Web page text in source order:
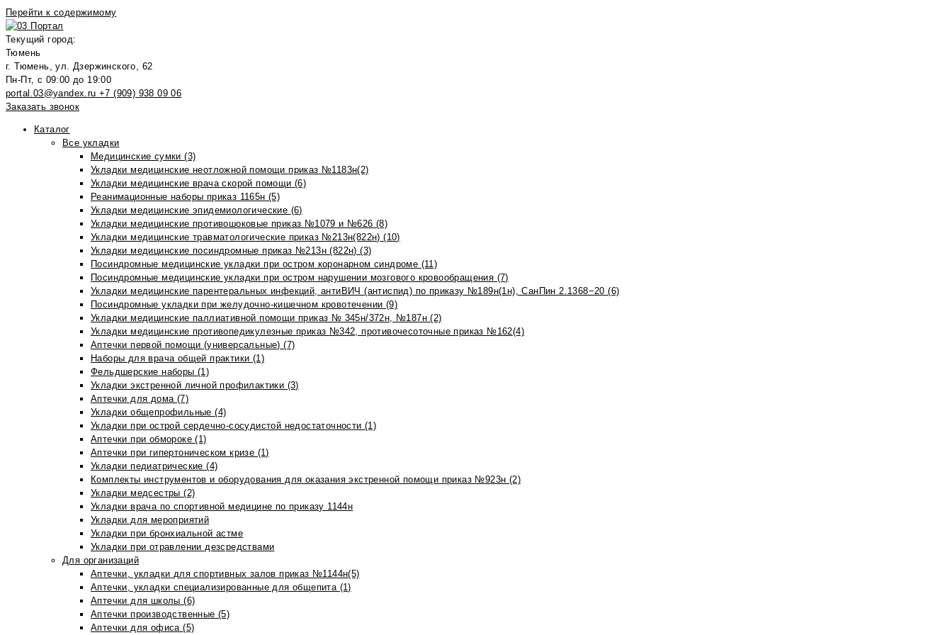
Перейти к содержимому
Текущий город:
Тюмень
г. Тюмень, ул. Дзержинского, 62
Пн-Пт, с 09:00 до 19:00
portal.03@yandex.ru +7 (909) 938 09 06
Заказать звонок
Каталог
Все укладки
Медицинские сумки (3)
Укладки медицинские неотложной помощи приказ №1183н(2)
Укладки медицинские врача скорой помощи (6)
Реанимационные наборы приказ 1165н (5)
Укладки медицинские эпидемиологические (6)
Укладки медицинские противошоковые приказ №1079 и №626 (8)
Укладки медицинские травматологические приказ №213н(822н) (10)
Укладки медицинские посиндромные приказ №213н (822н) (3)
Посиндромные медицинские укладки при остром коронарном синдроме (11)
Посиндромные медицинские укладки при остром нарушении мозгового кровообращения (7)
Укладки медицинские парентеральных инфекций, антиВИЧ (антиспид) по приказу №189н(1н), СанПин 2.1368−20 (6)
Посиндромные укладки при желудочно-кишечном кровотечении (9)
Укладки медицинские паллиативной помощи приказ № 345н/372н, №187н (2)
Укладки медицинские противопедикулезные приказ №342, противочесоточные приказ №162(4)
Аптечки первой помощи (универсальные) (7)
Наборы для врача общей практики (1)
Фельдшерские наборы (1)
Укладки экстренной личной профилактики (3)
Аптечки для дома (7)
Укладки общепрофильные (4)
Укладки при острой сердечно-сосудистой недостаточности (1)
Аптечки при обмороке (1)
Аптечки при гипертоническом кризе (1)
Укладки педиатрические (4)
Комплекты инструментов и оборудования для оказания экстренной помощи приказ №923н (2)
Укладки медсестры (2)
Укладки врача по спортивной медицине по приказу 1144н
Укладки для мероприятий
Укладки при бронхиальной астме
Укладки при отравлении дезсредствами
Для организаций
Аптечки, укладки для спортивных залов приказ №1144н(5)
Аптечки, укладки специализированные для общепита (1)
Аптечки для школы (6)
Аптечки производственные (5)
Аптечки для офиса (5)